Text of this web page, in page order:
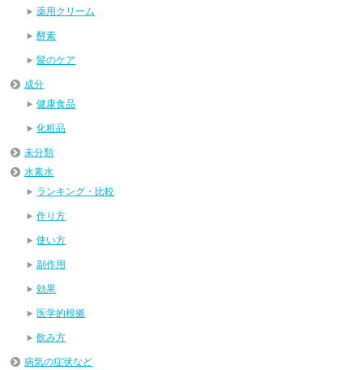
薬用クリーム
酵素
髪のケア
成分
健康食品
化粧品
未分類
水素水
ランキング・比較
作り方
使い方
副作用
効果
医学的根拠
飲み方
病気の症状など